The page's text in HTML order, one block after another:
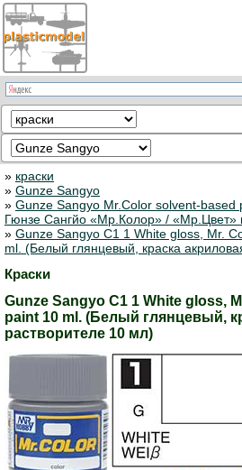
» краски
» Gunze Sangyo
» Gunze Sangyo Mr.Color solvent-based
Гюнзе Сангйо «Мр.Колор» / «Мр.Цвет»
» Gunze Sangyo C1 1 White gloss, Mr.
ml. (Белый глянцевый, краска
Краски
Gunze Sangyo C1 1 White gloss,
paint 10 ml. (Белый глянцевый,
растворителе 10 мл)